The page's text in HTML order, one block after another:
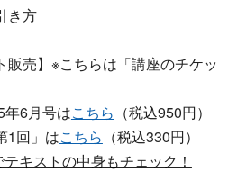
き方
販売】※こちらは「講座のチケッ
6月号はこちら （税込950円）
1回」はこちら （税込330円）
キストの中身もチェック！